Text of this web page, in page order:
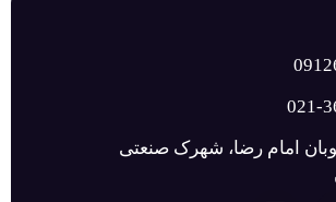
021-
امام رضا، شهرک صنعتی